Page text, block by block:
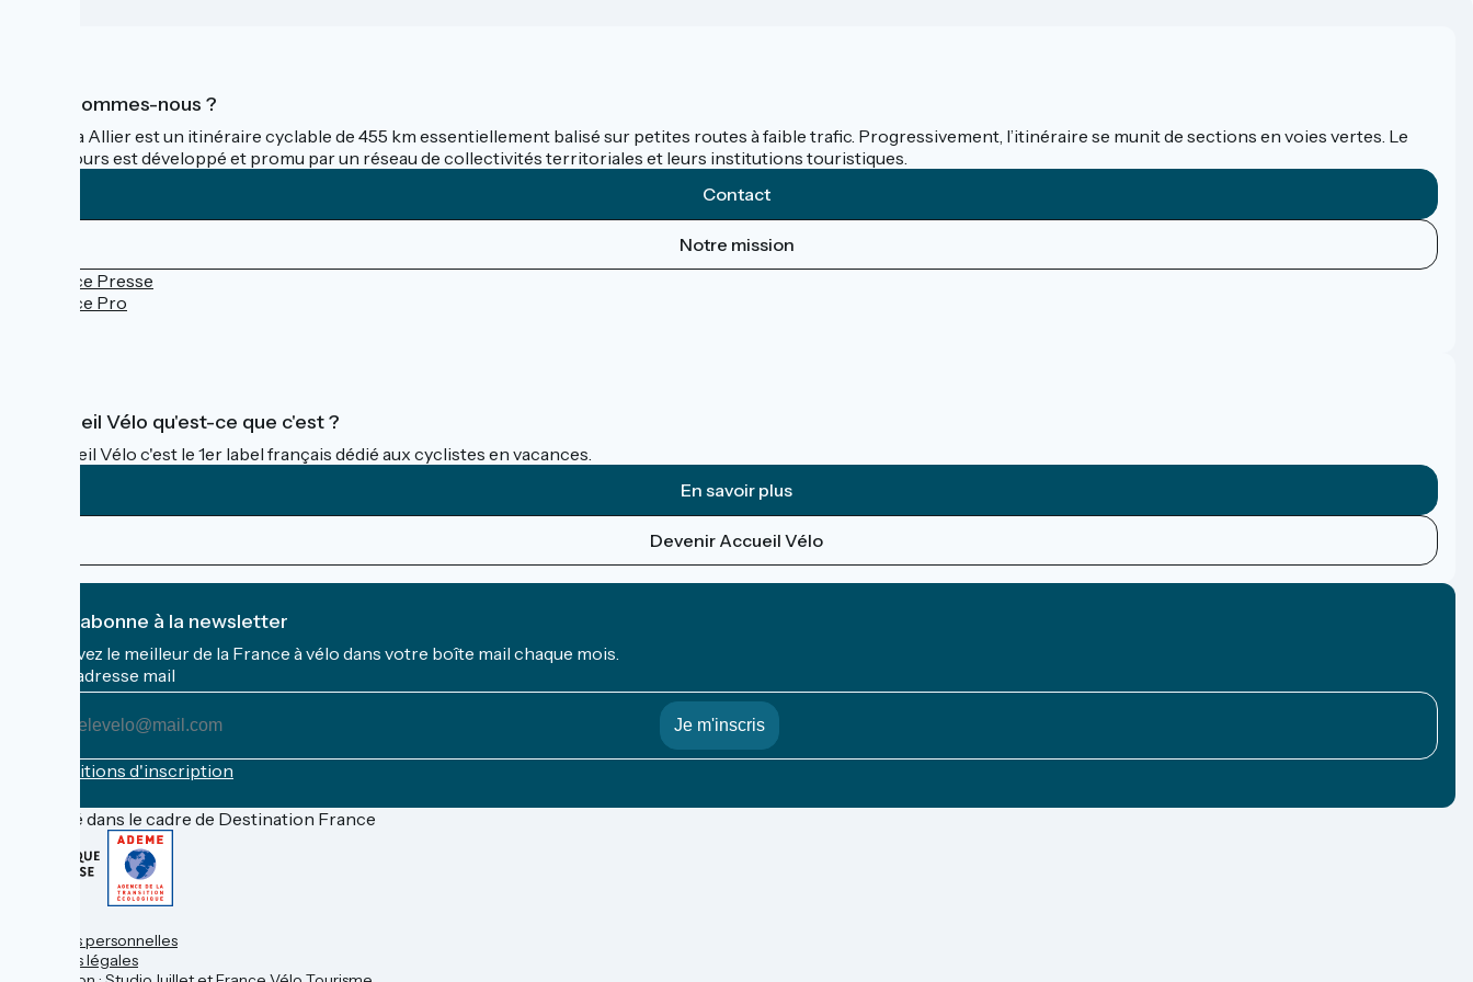
Qui sommes-nous ?
La Via Allier est un itinéraire cyclable de 455 km essentiellement balisé sur petites routes à faible trafic. Progressivement, l’itinéraire se munit de sections en voies vertes. Le
parcours est développé et promu par un réseau de collectivités territoriales et leurs institutions touristiques.
Contact
Notre mission
Espace Presse
Espace Pro
Accueil Vélo qu'est-ce que c'est ?
Accueil Vélo c'est le 1er label français dédié aux cyclistes en vacances.
En savoir plus
Devenir Accueil Vélo
Je m'abonne à la newsletter
Recevez le meilleur de la France à vélo dans votre boîte mail chaque mois.
Mon adresse mail
Mon
adresse
Conditions d'inscription
Financé dans le cadre de Destination France
Données personnelles
Mentions légales